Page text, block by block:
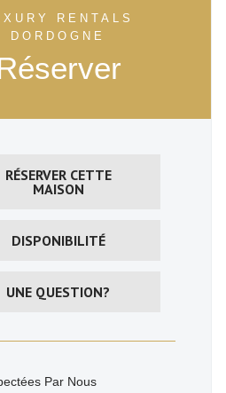
RENTALS
DORDOGNE
RÉSERVER CETTE
MAISON
DISPONIBILITÉ
UNE QUESTION?
Par Nous